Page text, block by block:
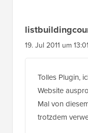
19. Jul 2011 um
Tolles Plugin,
Website
Mal von
trotzdem